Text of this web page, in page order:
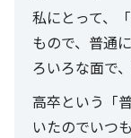
私にとって、
もので、普通
ろいろな面で
高卒という「
いたのでいつ